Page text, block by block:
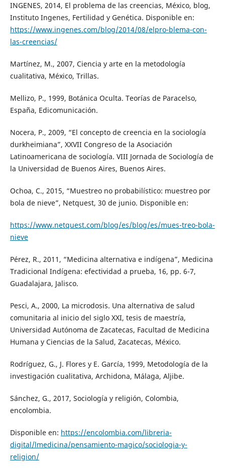
INGENES, 2014, El problema de las creencias, México, blog,
Instituto Ingenes, Fertilidad y Genética. Disponible en:
https://www.ingenes.com/blog/2014/08/elpro-blema-con-
las-creencias/
Martínez, M., 2007, Ciencia y arte en la metodología
cualitativa, México, Trillas.
Mellizo, P., 1999, Botánica Oculta. Teorías de Paracelso,
España, Edicomunicación.
Nocera, P., 2009, “El concepto de creencia en la sociología
durkheimiana”, XXVII Congreso de la Asociación
Latinoamericana de sociología. VIII Jornada de Sociología de
la Universidad de Buenos Aires, Buenos Aires.
Ochoa, C., 2015, “Muestreo no probabilístico: muestreo por
bola de nieve”, Netquest, 30 de junio. Disponible en:
https://www.netquest.com/blog/es/blog/es/mues-treo-bola-
nieve
Pérez, R., 2011, “Medicina alternativa e indígena”, Medicina
Tradicional Indígena: efectividad a prueba, 16, pp. 6-7,
Guadalajara, Jalisco.
Pesci, A., 2000, La microdosis. Una alternativa de salud
comunitaria al inicio del siglo XXI, tesis de maestría,
Universidad Autónoma de Zacatecas, Facultad de Medicina
Humana y Ciencias de la Salud, Zacatecas, México.
Rodríguez, G., J. Flores y E. García, 1999, Metodología de la
investigación cualitativa, Archidona, Málaga, Aljibe.
Sánchez, G., 2017, Sociología y religión, Colombia,
encolombia.
Disponible en: https://encolombia.com/libreria-
digital/lmedicina/pensamiento-magico/sociologia-y-
religion/